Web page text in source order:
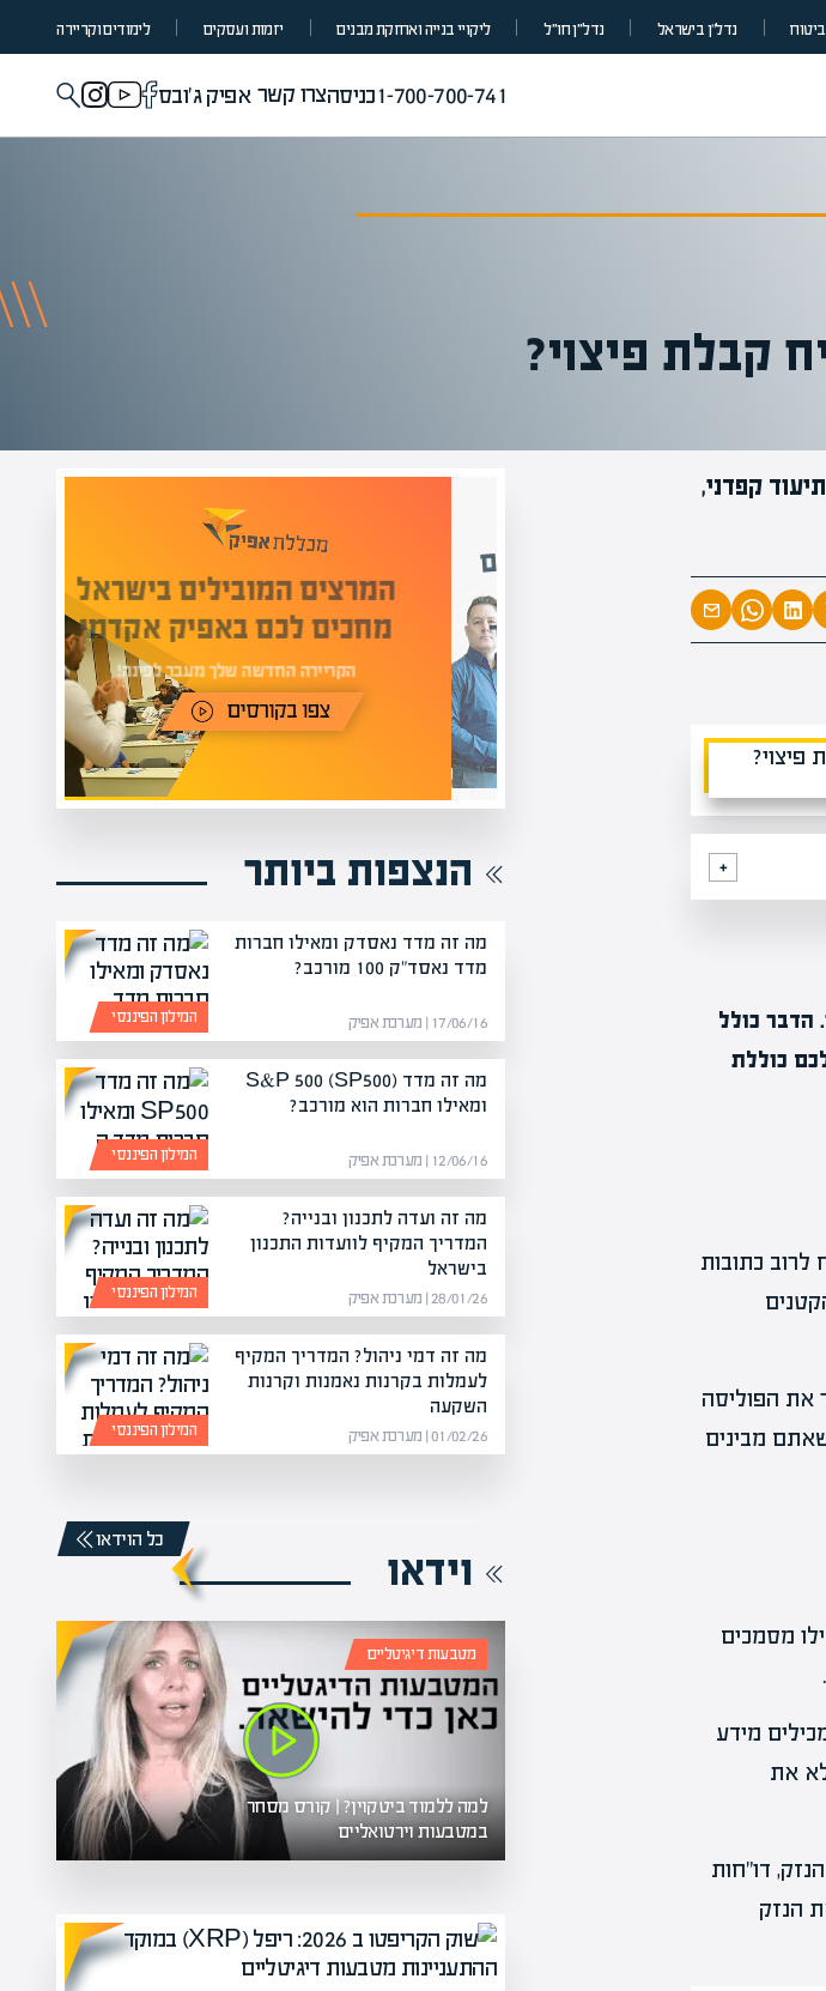
ביטוח נדל”ן בישראל נדל״ן חו״ל ליקויי בנייה ואחזקת מבנים יזמות ועסקים לימודים וקריירה
1-700-700-741כניסהצרו קשר אפיק ג'ובס
קבלת פיצוי?
קפדני,
הדבר כולל
כוללת
כתובות
את הפוליסה
מבינים
מסמכים
מידע
את
דו"חות
הנזק
מחכים לכם באתר
המרצים המובילים בישראל
מחכים לכם באפיק אקדמי
הקריירה החדשה שלך מעבר לפינה!
הנצפות ביותר
המילון הפיננסי
מה זה מדד נאסדק ומאילו חברות
מדד נאסד"ק 100 מורכב?
17/06/16 | מערכת אפיק
המילון הפיננסי
מה זה מדד S&P 500 (SP500)
ומאילו חברות הוא מורכב?
12/06/16 | מערכת אפיק
המילון הפיננסי
מה זה ועדה לתכנון ובנייה?
המדריך המקיף לוועדות התכנון
בישראל
28/01/26 | מערכת אפיק
המילון הפיננסי
מה זה דמי ניהול? המדריך המקיף
לעמלות בקרנות נאמנות וקרנות
השקעה
01/02/26 | מערכת אפיק
וידאו
כל הוידאו
מטבעות דיגיטליים
למה ללמוד ביטקוין? | קורס מסחר
במטבעות וירטואליים